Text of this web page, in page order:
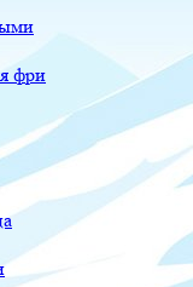
фри